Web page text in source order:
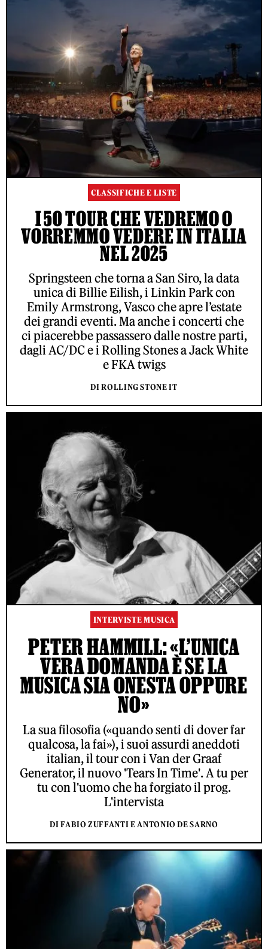
CLASSIFICHE E LISTE
I 50 TOUR CHE VEDREMO O
VORREMMO VEDERE IN ITALIA
NEL 2025
Springsteen che torna a San Siro, la data
unica di Billie Eilish, i Linkin Park con
Emily Armstrong, Vasco che apre l’estate
dei grandi eventi. Ma anche i concerti che
ci piacerebbe passassero dalle nostre parti,
dagli AC/DC e i Rolling Stones a Jack White
e FKA twigs
DI ROLLING STONE IT
INTERVISTE MUSICA
PETER HAMMILL: «L’UNICA
VERA DOMANDA È SE LA
MUSICA SIA ONESTA OPPURE
NO»
La sua filosofia («quando senti di dover far
qualcosa, la fai»), i suoi assurdi aneddoti
italian, il tour con i Van der Graaf
Generator, il nuovo 'Tears In Time'. A tu per
tu con l'uomo che ha forgiato il prog.
L'intervista
DI FABIO ZUFFANTI E ANTONIO DE SARNO